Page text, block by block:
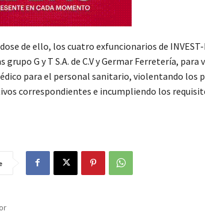
de ello, los cuatro exfuncionarios de
grupo G y T S.A. de C.V y Germar Ferretería,
para el personal sanitario, violentando los
correspondientes e incumpliendo los